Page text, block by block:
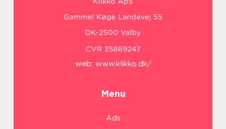
web: www.klikko.dk/
Menu
Ads